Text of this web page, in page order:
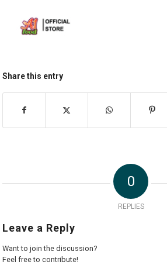
Share this entry
0
REPLIES
Leave a Reply
Want to join the discussion?
Feel free to contribute!